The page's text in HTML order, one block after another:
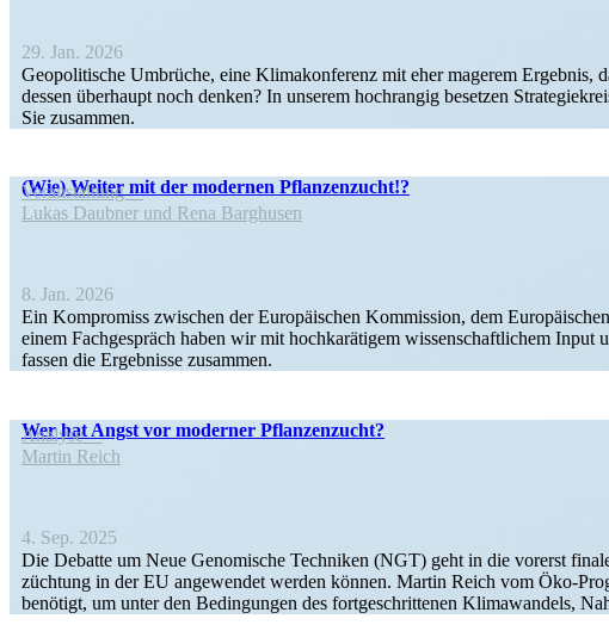
29. Jan. 2026
Geopo­li­tische Umbrüche, eine Klima­kon­ferenz mit eher magerem
dessen überhaupt noch denken? In unserem hochrangig besetzen
Sie zusammen.
(Wie) Weiter mit der modernen Pflanzenzucht!?
Veran­staltung
Lukas Daubner und Rena Barghusen
8. Jan. 2026
Ein Kompromiss zwischen der Europäi­schen Kommission, dem
einem Fachge­spräch haben wir mit hochka­rä­tigem wissen­schaft­lichem
fassen die Ergeb­nisse zusammen.
Wer hat Angst vor moderner Pflanzenzucht?
Analyse
Martin Reich
4. Sep. 2025
Die Debatte um Neue Genomische Techniken (NGT) geht in die vorerst
züchtung in der EU angewendet werden können. Martin Reich vom Öko-
benötigt, um unter den Bedin­gungen des fortge­schrit­tenen Klima­wandels,